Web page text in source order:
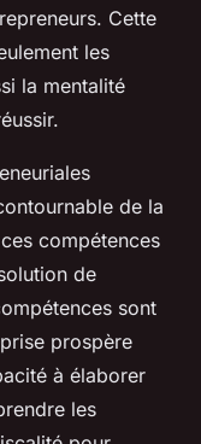
Cette
les
la mentalité
de la
compétences
de
sont
prospère
à élaborer
les